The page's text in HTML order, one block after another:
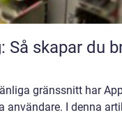
Så skapar du
gränssnitt har
användare. I denna